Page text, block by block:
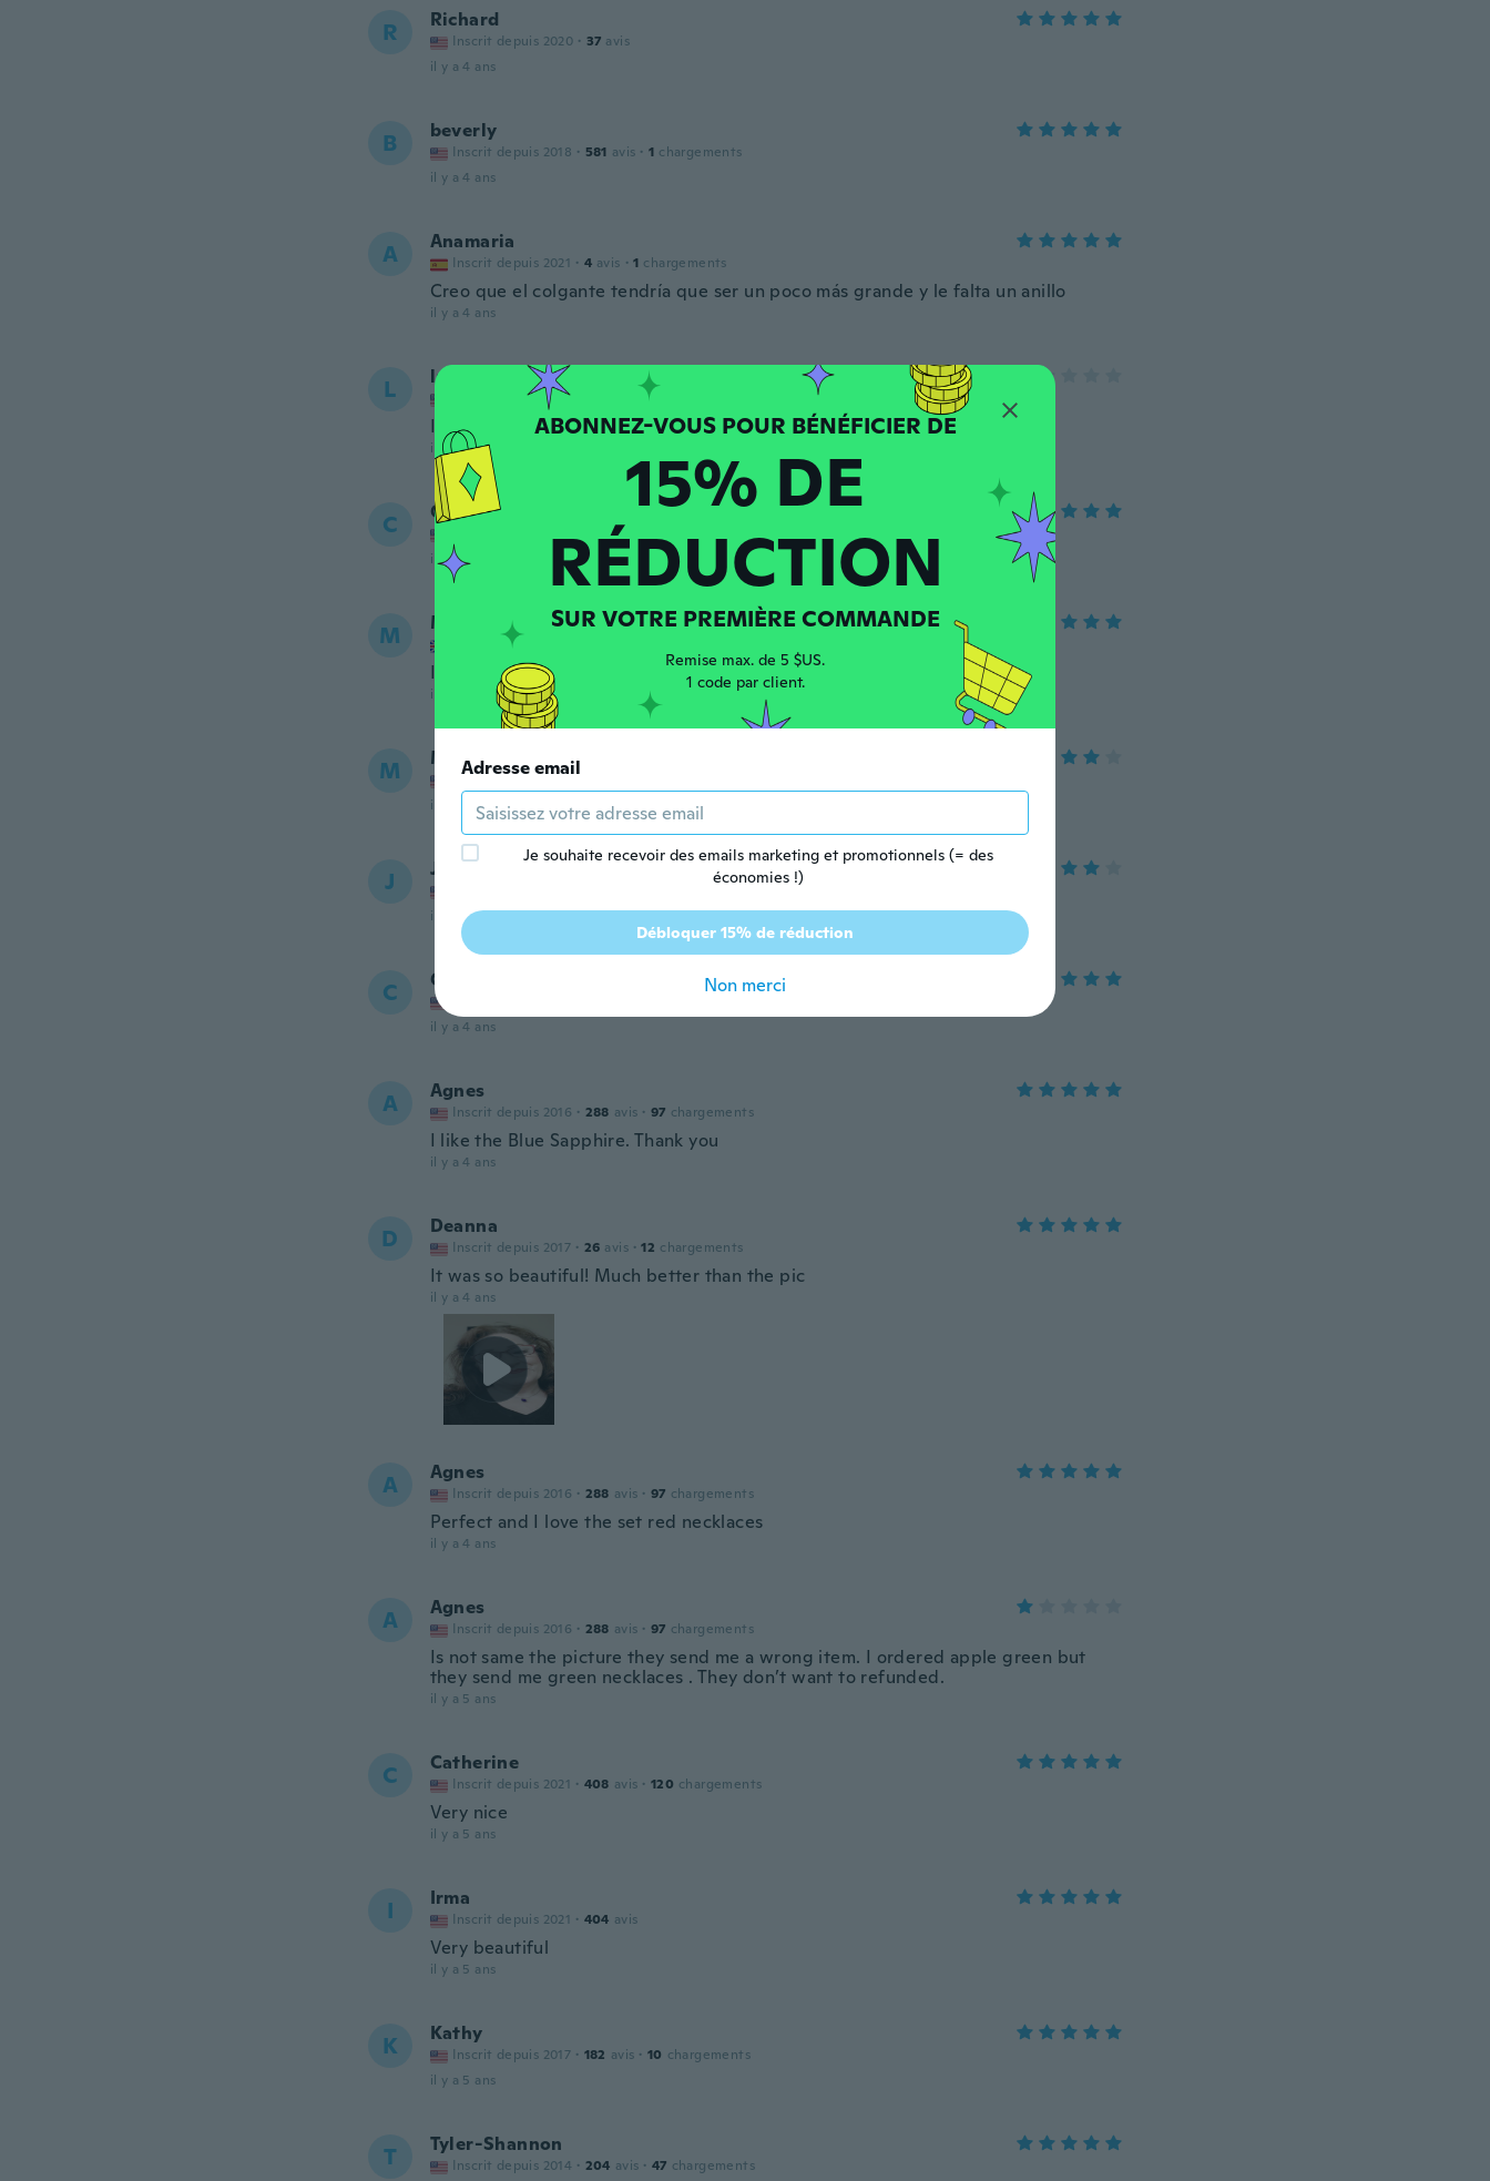
R Richard
Inscrit depuis 2020 · 37 avis
il y a 4 ans
B beverly
Inscrit depuis 2018 · 581 avis · 1 chargements
il y a 4 ans
A Anamaria
Inscrit depuis 2021 · 4 avis · 1 chargements
Creo que el colgante tendría que ser un poco más grande y le falta un anillo
il y a 4 ans
L lauren
Inscrit depuis 2017
I never received it
il y a 4 ans
C Carol
avis
il y a 4 ans
M Maxine
Inscrit depuis 2017
It's a Christmas gift
il y a 4 ans
M Maritza
Inscrit depuis 2021 ·
il y a 4 ans
J Janet
il y a 4 ans
C Catherine
il y a 4 ans
A Agnes
Inscrit depuis 2016 · 288 avis · 97 chargements
I like the Blue Sapphire. Thank you
il y a 4 ans
D Deanna
Inscrit depuis 2017 · 26 avis · 12 chargements
It was so beautiful! Much better than the pic
il y a 4 ans
A Agnes
Inscrit depuis 2016 · 288 avis · 97 chargements
Perfect and I love the set red necklaces
il y a 4 ans
A Agnes
Inscrit depuis 2016 · 288 avis · 97 chargements
Is not same the picture they send me a wrong item. I ordered apple green but
they send me green necklaces . They don’t want to refunded.
il y a 5 ans
C Catherine
Inscrit depuis 2021 · 408 avis · 120 chargements
Very nice
il y a 5 ans
I Irma
Inscrit depuis 2021 · 404 avis
Very beautiful
il y a 5 ans
K Kathy
Inscrit depuis 2017 · 182 avis · 10 chargements
il y a 5 ans
T Tyler-Shannon
Inscrit depuis 2014 · 204 avis · 47 chargements
15% DE
RÉDUCTION
SUR VOTRE PREMIÈRE COMMANDE
Remise max. de 5 $US.
1 code par client.
Adresse email
Je souhaite recevoir des emails marketing et promotionnels (= des
économies !)
Débloquer 15% de réduction
Non merci